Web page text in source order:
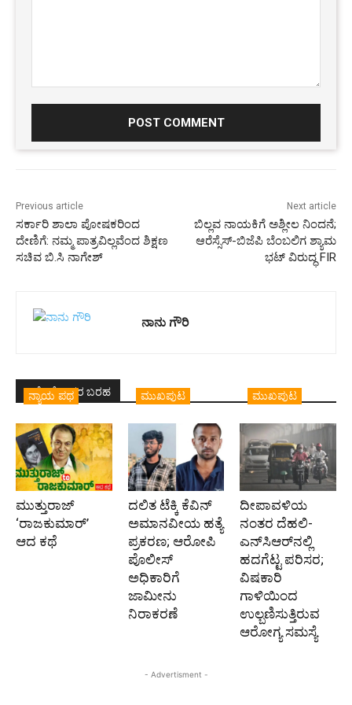
Previous article
ಸರ್ಕಾರಿ ಶಾಲಾ ಪೋಷಕರಿಂದ
ದೇಣಿಗೆ: ನಮ್ಮ ಪಾತ್ರವಿಲ್ಲವೆಂದ ಶಿಕ್ಷಣ
ಸಚಿವ ಬಿ.ಸಿ ನಾಗೇಶ್
Next article
ಬಿಲ್ಲವ ನಾಯಕಿಗೆ ಅಶ್ಲೀಲ ನಿಂದನೆ;
ಆರೆಸ್ಸೆಸ್‌-ಬಿಜೆಪಿ ಬೆಂಬಲಿಗ ಶ್ಯಾಮ
ಭಟ್‌ ವಿರುದ್ಧ FIR
ನಾನು ಗೌರಿ
ಇದೇ ಲೇಖಕರ ಬರಹ
ನ್ಯಾಯ ಪಥ
ಮುತ್ತುರಾಜ್
‘ರಾಜಕುಮಾರ್‍’
ಆದ ಕಥೆ
ಮುಖಪುಟ
ದಲಿತ ಟೆಕ್ಕಿ ಕೆವಿನ್
ಅಮಾನವೀಯ ಹತ್ಯೆ
ಪ್ರಕರಣ; ಆರೋಪಿ
ಪೊಲೀಸ್‌
ಅಧಿಕಾರಿಗೆ
ಜಾಮೀನು
ನಿರಾಕರಣೆ
ಮುಖಪುಟ
ದೀಪಾವಳಿಯ
ನಂತರ ದೆಹಲಿ-
ಎನ್‌ಸಿಆರ್‌ನಲ್ಲಿ
ಹದಗೆಟ್ಟ ಪರಿಸರ;
ವಿಷಕಾರಿ
ಗಾಳಿಯಿಂದ
ಉಲ್ಬಣಿಸುತ್ತಿರುವ
ಆರೋಗ್ಯ ಸಮಸ್ಯೆ
- Advertisment -